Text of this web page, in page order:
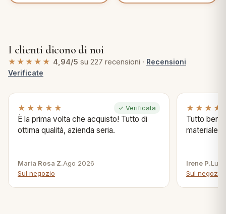
I clienti dicono di noi
★★★★★ 4,94/5 su 227 recensioni · Recensioni
Verificate
★★★★★ ✓ Verificata
È la prima volta che acquisto! Tutto di
ottima qualità, azienda seria.
Maria Rosa Z.Ago 2026
Sul negozio
Tutto bene
materiale .
Irene P.Lug
Sul negozio